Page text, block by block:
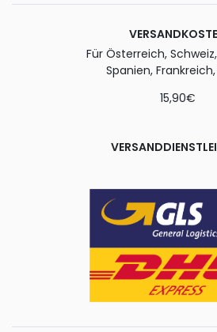
Für Österreich,
Spanien,
15,90€